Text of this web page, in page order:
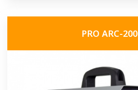
PRO ARC-200